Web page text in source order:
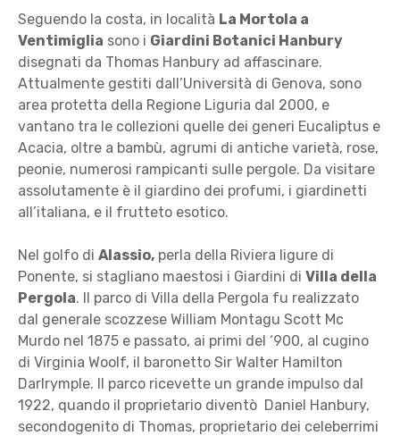
Seguendo la costa, in località La Mortola a
Ventimiglia sono i Giardini Botanici Hanbury
disegnati da Thomas Hanbury ad affascinare.
Attualmente gestiti dall’Università di Genova, sono
area protetta della Regione Liguria dal 2000, e
vantano tra le collezioni quelle dei generi Eucaliptus e
Acacia, oltre a bambù, agrumi di antiche varietà, rose,
peonie, numerosi rampicanti sulle pergole. Da visitare
assolutamente è il giardino dei profumi, i giardinetti
all’italiana, e il frutteto esotico.
Nel golfo di Alassio, perla della Riviera ligure di
Ponente, si stagliano maestosi i Giardini di Villa della
Pergola. Il parco di Villa della Pergola fu realizzato
dal generale scozzese William Montagu Scott Mc
Murdo nel 1875 e passato, ai primi del ‘900, al cugino
di Virginia Woolf, il baronetto Sir Walter Hamilton
Darlrymple. Il parco ricevette un grande impulso dal
1922, quando il proprietario diventò Daniel Hanbury,
secondogenito di Thomas, proprietario dei celeberrimi